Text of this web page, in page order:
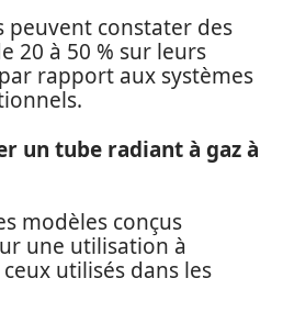
peuvent constater des
20 à 50 % sur leurs
rapport aux systèmes
un tube radiant à gaz à
modèles conçus
une utilisation à
utilisés dans les